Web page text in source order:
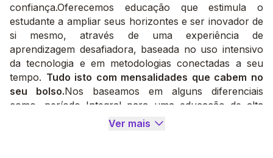
confiança.Oferecemos educação que estimula o
estudante a ampliar seus horizontes e ser inovador de
si mesmo, através de uma experiência de
aprendizagem desafiadora, baseada no uso intensivo
da tecnologia e em metodologias conectadas a seu
tempo. Tudo isto com mensalidades que cabem no
seu bolso.Nos baseamos em alguns diferenciais
como, período Integral para uma educação de alta
qualidade, inglês todos os dias, metodologia inovadora.
Ver mais